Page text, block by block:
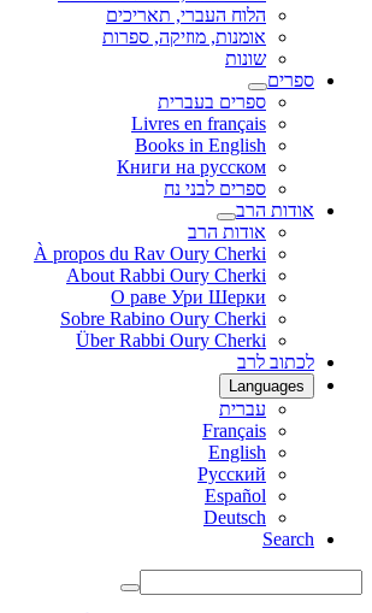
הלוח העברי, תאריכים
אומנות, מוזיקה, ספרות
שונות
ספרים
ספרים בעברית
Livres en français
Books in English
Книги на русском
ספרים לבני נח
אודות הרב
אודות הרב
À propos du Rav Oury Cherki
About Rabbi Oury Cherki
О раве Ури Шерки
Sobre Rabino Oury Cherki
Über Rabbi Oury Cherki
לכתוב לרב
Languages
עברית
Français
English
Русский
Español
Deutsch
Search